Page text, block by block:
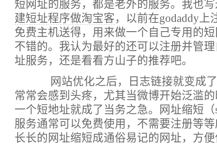
短网址的服务，都是老外的服务。我也
建短址程序做淘宝客 ，以前在godaddy上
免费主机送得，用来做一个自己专用的
不错的。我认为最好的还可以注册并管
址服务，还是看看方山子的推荐吧。
网站优化之后，日志链接就变成了
常常会感到头疼，尤其当微博开始泛滥
一个短地址就成了当务之急。网址缩短
服务通常可以免费使用，不需要注册等
长长的网址缩短成通俗易记的网址，方